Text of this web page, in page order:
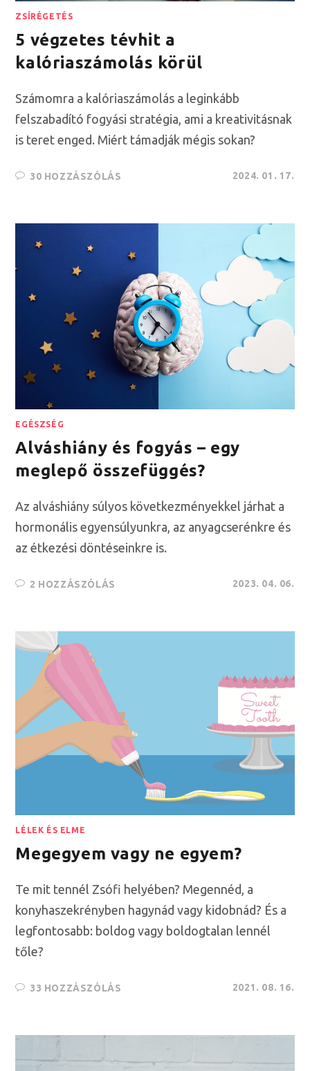
ZSÍRÉGETÉS
5 végzetes tévhit a
kalóriaszámolás körül
Számomra a kalóriaszámolás a leginkább
felszabadító fogyási stratégia, ami a kreativitásnak
is teret enged. Miért támadják mégis sokan?
30 HOZZÁSZÓLÁS 2024. 01. 17.
EGÉSZSÉG
Alváshiány és fogyás – egy
meglepő összefüggés?
Az alváshiány súlyos következményekkel járhat a
hormonális egyensúlyunkra, az anyagcserénkre és
az étkezési döntéseinkre is.
2 HOZZÁSZÓLÁS 2023. 04. 06.
LÉLEK ÉS ELME
Megegyem vagy ne egyem?
Te mit tennél Zsófi helyében? Megennéd, a
konyhaszekrényben hagynád vagy kidobnád? És a
legfontosabb: boldog vagy boldogtalan lennél
tőle?
33 HOZZÁSZÓLÁS 2021. 08. 16.